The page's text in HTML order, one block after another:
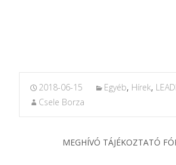
2018-06-15 Egyéb, Hírek,
Csele Borza
MEGHÍVÓ TÁJÉKOZTATÓ